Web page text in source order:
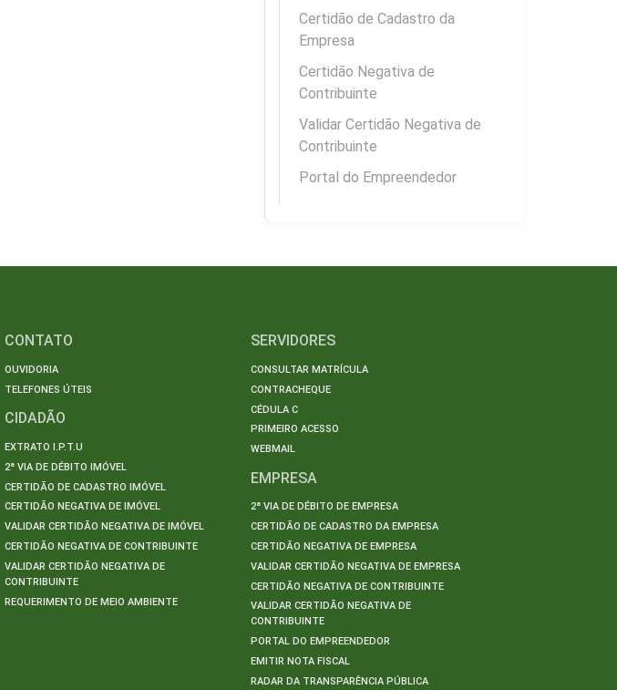
Certidão de Cadastro da
Empresa
Certidão Negativa de
Contribuinte
Validar Certidão Negativa de
Contribuinte
Portal do Empreendedor
CONTATO
OUVIDORIA
TELEFONES ÚTEIS
CIDADÃO
EXTRATO I.P.T.U
2ª VIA DE DÉBITO IMÓVEL
CERTIDÃO DE CADASTRO IMÓVEL
CERTIDÃO NEGATIVA DE IMÓVEL
VALIDAR CERTIDÃO NEGATIVA DE IMÓVEL
CERTIDÃO NEGATIVA DE CONTRIBUINTE
VALIDAR CERTIDÃO NEGATIVA DE
CONTRIBUINTE
REQUERIMENTO DE MEIO AMBIENTE
SERVIDORES
CONSULTAR MATRÍCULA
CONTRACHEQUE
CÉDULA C
PRIMEIRO ACESSO
WEBMAIL
EMPRESA
2ª VIA DE DÉBITO DE EMPRESA
CERTIDÃO DE CADASTRO DA EMPRESA
CERTIDÃO NEGATIVA DE EMPRESA
VALIDAR CERTIDÃO NEGATIVA DE EMPRESA
CERTIDÃO NEGATIVA DE CONTRIBUINTE
VALIDAR CERTIDÃO NEGATIVA DE
CONTRIBUINTE
PORTAL DO EMPREENDEDOR
EMITIR NOTA FISCAL
RADAR DA TRANSPARÊNCIA PÚBLICA